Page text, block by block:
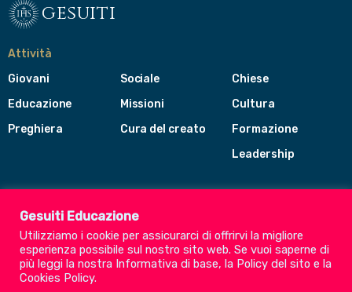
gesuiti
Attività
Giovani
Educazione
Preghiera
Sociale
Missioni
Cura del creato
Chiese
Cultura
Formazione
Leadership
Menù
navigazione
del
footer
Compagnia di Gesù
CEP - Conferenza delle Province Europee
Gesuiti Educazione
Utilizziamo i cookie per assicurarci di offrirvi la migliore
esperienza possibile sul nostro sito web. Se vuoi saperne di
più leggi la nostra Informativa di base, la Policy del sito e la
Cookies Policy.